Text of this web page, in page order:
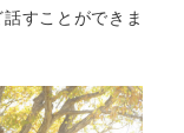
すことができま